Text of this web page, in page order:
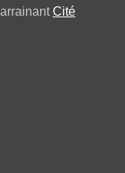
Cité